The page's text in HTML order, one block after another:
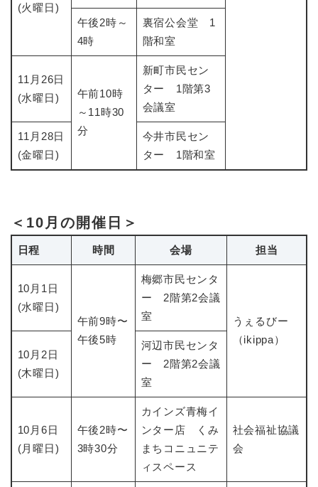
(火曜日)
午後2時～
4時
裏宿公会堂 1
階和室
11月26日
(水曜日)
午前10時
～11時30
分
新町市民セン
ター 1階第3
会議室
11月28日
(金曜日)
今井市民セン
ター 1階和室
＜10月の開催日＞
日程 時間 会場 担当
10月1日
(水曜日)
午前9時〜
午後5時
梅郷市民センタ
ー 2階第2会議
室
うぇるびー
（ikippa）
10月2日
(木曜日)
河辺市民センタ
ー 2階第2会議
室
10月6日
(月曜日)
午後2時〜
3時30分
カインズ青梅イ
ンター店 くみ
まちコニュニテ
ィスペース
​社会福祉協議
会